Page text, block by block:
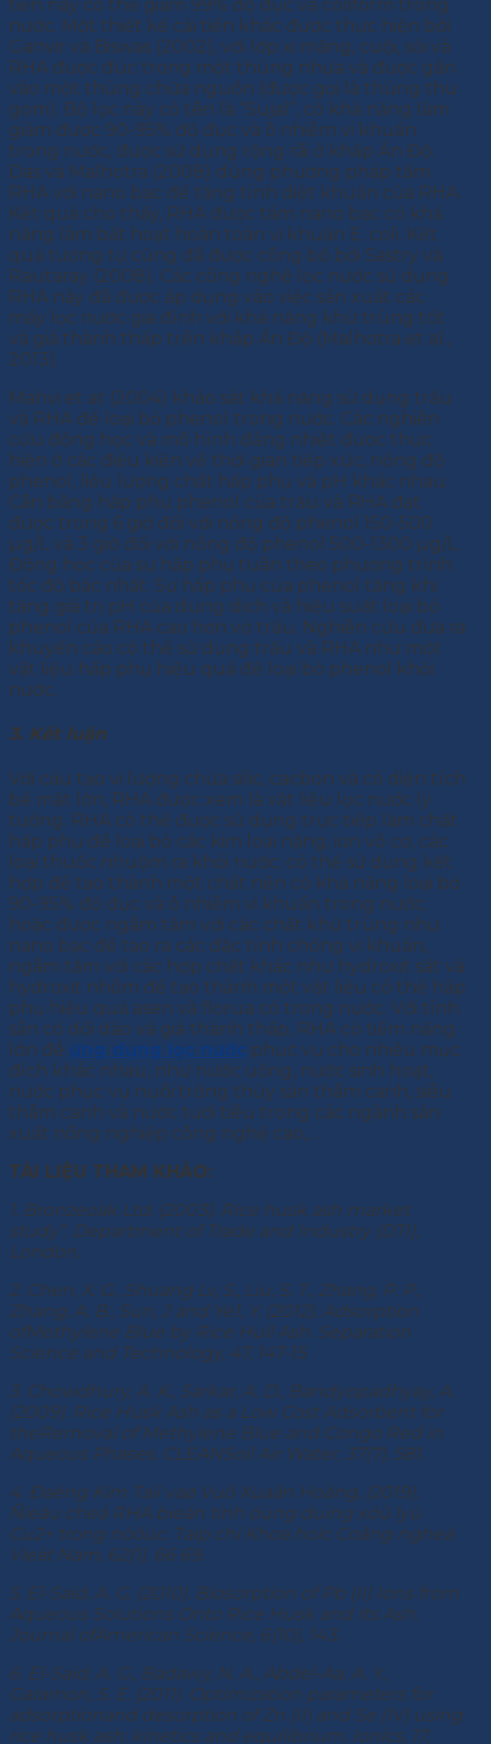
tiến này có thể giảm 99% độ đục và coliform trong
nước. Một thiết kế cải tiến khác được thực hiện bởi
Ganvir và Biswas (2002), với lớp xi măng, cuội, sỏi và
RHA được đúc trong một thùng nhựa và được gắn
vào một thùng chứa nguồn (được gọi là thùng thu
gom). Bộ lọc này có tên là “Sujal”, có khả năng làm
giảm được 90-95% độ đục và ô nhiễm vi khuẩn
trong nước, được sử dụng rộng rãi ở khắp Ấn Độ.
Das và Malhotra (2008) dùng phương pháp tẩm
RHA với nano bạc để tăng tính diệt khuẩn của RHA.
Kết quả cho thấy, RHA được tẩm nano bạc có khả
năng làm bất hoạt hoàn toàn vi khuẩn E. coli. Kết
quả tương tự cũng đã được công bố bởi Sastry và
Rautaray (2008). Các công nghệ lọc nước sử dụng
RHA này đã được áp dụng vào việc sản xuất các
máy lọc nước gia đình với khả năng khử trùng tốt
và giá thành thấp trên khắp Ấn Độ (Malhotra et al.,
2013).
Mahvi et at (2004) khảo sát khả năng sử dụng trấu
và RHA để loại bỏ phenol trong nước. Các nghiên
cứu động học và mô hình đẳng nhiệt được thực
hiện ở các điều kiện về thời gian tiếp xúc, nồng độ
phenol, liều lượng chất hấp phụ và pH khác nhau.
Cân bằng hấp phụ phenol của trấu và RHA đạt
được trong 6 giờ đối với nồng độ phenol 150-500
µg/L và 3 giờ đối với nồng độ phenol 500-1300 µg/L.
Động học của sự hấp phụ tuân theo phương trình
tốc độ bậc nhất. Sự hấp phụ của phenol tăng khi
tăng giá trị pH của dung dịch và hiệu suất loại bỏ
phenol của RHA cao hơn vỏ trấu. Nghiên cứu đưa ra
khuyến cáo có thể sử dụng trấu và RHA như một
vật liệu hấp phụ hiệu quả để loại bỏ phenol khỏi
nước.
3. Kết luận
Với cấu tạo vi lượng chứa silic, cacbon và có diện tích
bề mặt lớn, RHA được xem là vật liệu lọc nước lý
tưởng. RHA có thể được sử dụng trực tiếp làm chất
hấp phụ để loại bỏ các kim loại nặng, ion vô cơ, các
loại thuốc nhuộm ra khỏi nước; có thể sử dụng kết
hợp để tạo thành một chất nền có khả năng loại bỏ
90-95% độ đục và ô nhiễm vi khuẩn trong nước;
hoặc được ngâm tẩm với các chất khử trùng như
nano bạc để tạo ra các đặc tính chống vi khuẩn,
ngâm tẩm với các hợp chất khác như hydroxit sắt và
hydroxit nhôm để tạo thành một vật liệu có thể hấp
phụ hiệu quả asen và florua có trong nước. Với tính
sẵn có dồi dào và giá thành thấp, RHA có tiềm năng
lớn để ứng dụng lọc nước phục vụ cho nhiều mục
đích khác nhau, như nước uống, nước sinh hoạt,
nước phục vụ nuôi trồng thủy sản thâm canh, siêu
thâm canh và nước tưới tiêu trong các ngành sản
xuất nông nghiệp công nghệ cao,…
TÀI LIỆU THAM KHẢO:
1. Bronzeoak Ltd. (2003). Rice husk ash market
study”. Department of Trade and Industry (DTI),
London.
2. Chen, X. G., Shuang Lv, S., Liu, S. T., Zhang, P. P.,
Zhang, A. B., Sun, J and Ye1, Y. (2012). Adsorption
ofMethylene Blue by Rice Hull Ash. Separation
Science and Technology, 47, 147-15
3. Chowdhury, A. K., Sarkar, A. D., Bandyopadhyay, A.
(2009). Rice Husk Ash as a Low Cost Adsorbent for
theRemoval of Methylene Blue and Congo Red in
Aqueous Phases. CLEANSoil Air Water, 37(7), 581.
4. Đaëng Kim Taïi vaø Vuõ Xuaân Hoàng, (2019).
Ñieàu cheá RHA bieán tính öùng duïng xöû lyù
Cu2+ trong nöôùc. Taïp chí Khoa hoïc Coâng ngheä
Vieät Nam, 62(1), 66 69.
5. El-Said, A. G. (2010). Biosorption of Pb (II) Ions from
Aqueous Solutions Onto Rice Husk and Its Ash.
Journal ofAmerican Science, 6(10), 143.
6. El-Said, A. G., Badawy, N. A., Abdel-Aa, A. Y.,
Garamon, S. E. (2011). Optimization parameters for
adsorptionand desorption of Zn (II) and Se (IV) using
rice husk ash: kinetics and equilibrium. Ionics, 17,